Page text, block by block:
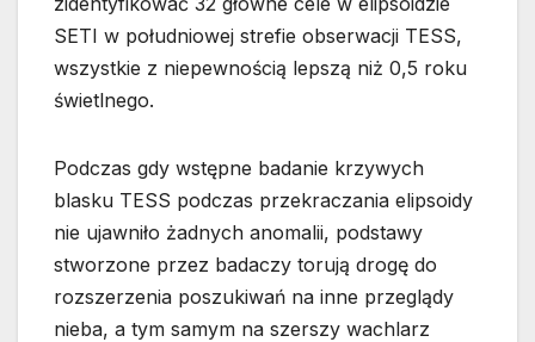
SETI w południowej strefie obserwacji TESS,
wszystkie z niepewnością lepszą niż 0,5 roku
świetlnego.
Podczas gdy wstępne badanie krzywych
blasku TESS podczas przekraczania elipsoidy
nie ujawniło żadnych anomalii, podstawy
stworzone przez badaczy torują drogę do
rozszerzenia poszukiwań na inne przeglądy
nieba, a tym samym na szerszy wachlarz